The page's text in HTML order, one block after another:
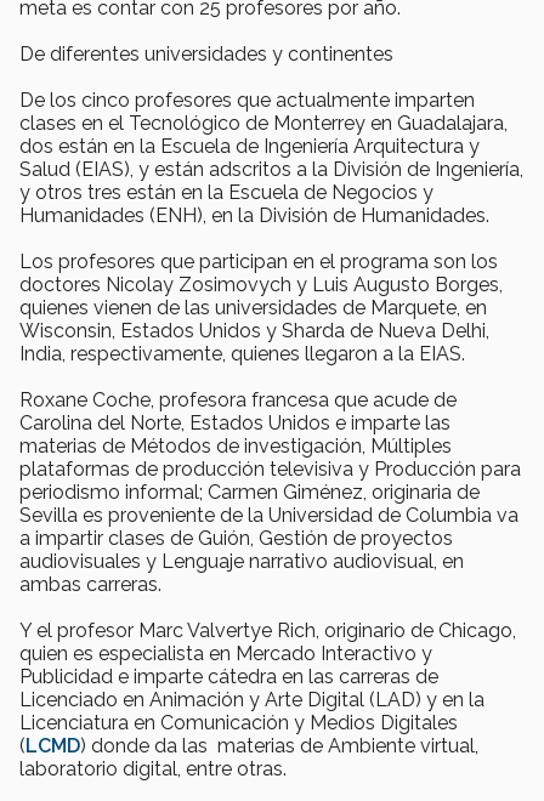
meta es contar con 25 profesores por año.
De diferentes universidades y continentes
De los cinco profesores que actualmente imparten
clases en el Tecnológico de Monterrey en Guadalajara,
dos están en la Escuela de Ingeniería Arquitectura y
Salud (EIAS), y están adscritos a la División de Ingeniería,
y otros tres están en la Escuela de Negocios y
Humanidades (ENH), en la División de Humanidades.
Los profesores que participan en el programa son los
doctores Nicolay Zosimovych y Luis Augusto Borges,
quienes vienen de las universidades de Marquete, en
Wisconsin, Estados Unidos y Sharda de Nueva Delhi,
India, respectivamente, quienes llegaron a la EIAS.
Roxane Coche, profesora francesa que acude de
Carolina del Norte, Estados Unidos e imparte las
materias de Métodos de investigación, Múltiples
plataformas de producción televisiva y Producción para
periodismo informal; Carmen Giménez, originaria de
Sevilla es proveniente de la Universidad de Columbia va
a impartir clases de Guión, Gestión de proyectos
audiovisuales y Lenguaje narrativo audiovisual, en
ambas carreras.
Y el profesor Marc Valvertye Rich, originario de Chicago,
quien es especialista en Mercado Interactivo y
Publicidad e imparte cátedra en las carreras de
Licenciado en Animación y Arte Digital (LAD) y en la
Licenciatura en Comunicación y Medios Digitales
(LCMD) donde da las materias de Ambiente virtual,
laboratorio digital, entre otras.